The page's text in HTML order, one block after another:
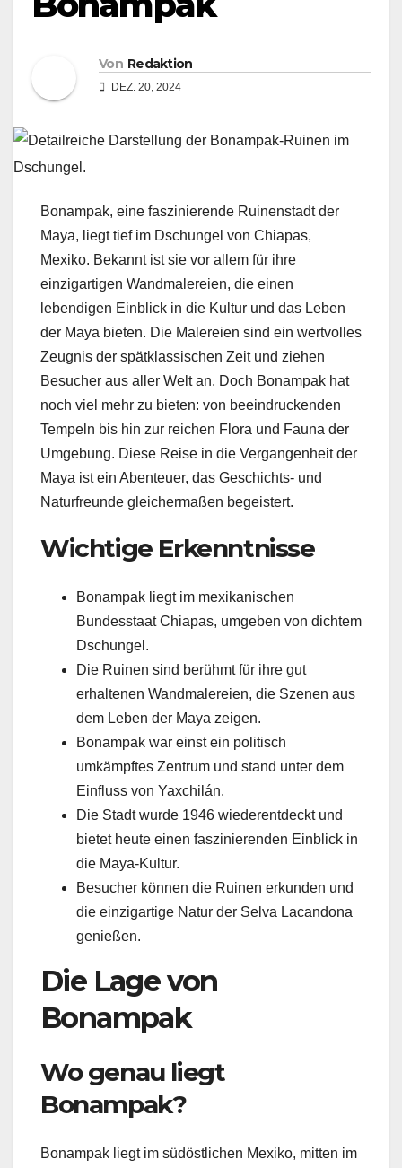
Von Redaktion
DEZ. 20, 2024
Bonampak, eine faszinierende Ruinenstadt der
Maya, liegt tief im Dschungel von Chiapas,
Mexiko. Bekannt ist sie vor allem für ihre
einzigartigen Wandmalereien, die einen
lebendigen Einblick in die Kultur und das Leben
der Maya bieten. Die Malereien sind ein wertvolles
Zeugnis der spätklassischen Zeit und ziehen
Besucher aus aller Welt an. Doch Bonampak hat
noch viel mehr zu bieten: von beeindruckenden
Tempeln bis hin zur reichen Flora und Fauna der
Umgebung. Diese Reise in die Vergangenheit der
Maya ist ein Abenteuer, das Geschichts- und
Naturfreunde gleichermaßen begeistert.
Wichtige Erkenntnisse
Bonampak liegt im mexikanischen
Bundesstaat Chiapas, umgeben von dichtem
Dschungel.
Die Ruinen sind berühmt für ihre gut
erhaltenen Wandmalereien, die Szenen aus
dem Leben der Maya zeigen.
Bonampak war einst ein politisch
umkämpftes Zentrum und stand unter dem
Einfluss von Yaxchilán.
Die Stadt wurde 1946 wiederentdeckt und
bietet heute einen faszinierenden Einblick in
die Maya-Kultur.
Besucher können die Ruinen erkunden und
die einzigartige Natur der Selva Lacandona
genießen.
Die Lage von
Bonampak
Wo genau liegt
Bonampak?
Bonampak liegt im südöstlichen Mexiko, mitten im